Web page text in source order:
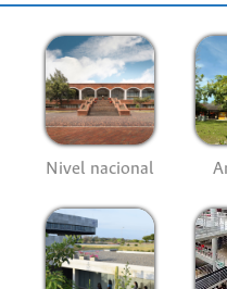
Nivel nacional